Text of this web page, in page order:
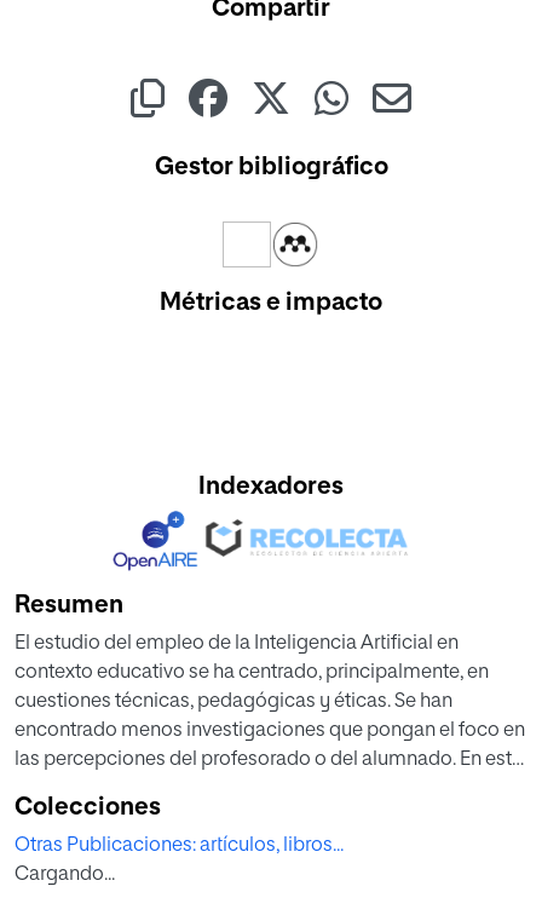
Compartir
Gestor bibliográfico
Métricas e impacto
Indexadores
Resumen
El estudio del empleo de la Inteligencia Artificial en
contexto educativo se ha centrado, principalmente, en
cuestiones técnicas, pedagógicas y éticas. Se han
encontrado menos investigaciones que pongan el foco en
las percepciones del profesorado o del alumnado. En este
un posible análisis de las principales ventajas y
desventajas que el profesorado observa acerca del uso de
herramientas de Inteligencia Artificial. Para ello, se ha
Colecciones
Otras Publicaciones: artículos, libros...
Cargando...